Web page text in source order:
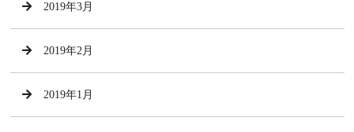
2019年3月
2019年2月
2019年1月